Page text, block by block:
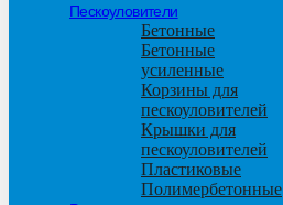
Пескоуловители
Бетонные
Бетонные
усиленные
Корзины для
пескоуловителей
Крышки для
пескоуловителей
Пластиковые
Полимербетонные